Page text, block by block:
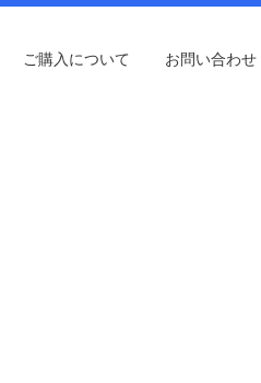
ご購入について お問い合わせ